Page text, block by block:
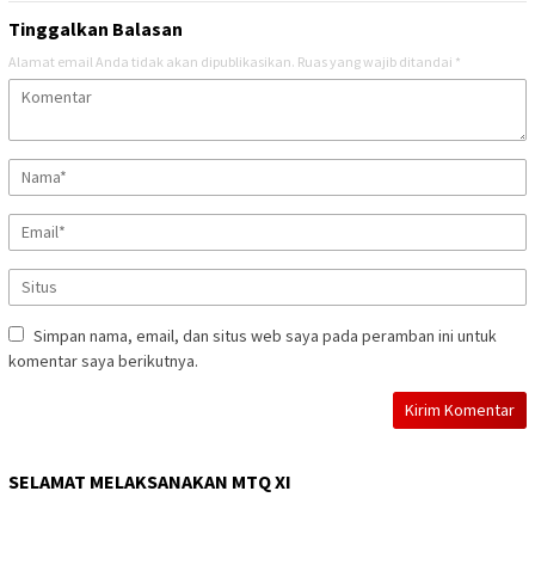
Tinggalkan Balasan
Alamat email Anda tidak akan dipublikasikan. Ruas yang wajib ditandai *
Simpan nama, email, dan situs web saya pada peramban ini untuk
komentar saya berikutnya.
SELAMAT MELAKSANAKAN MTQ XI